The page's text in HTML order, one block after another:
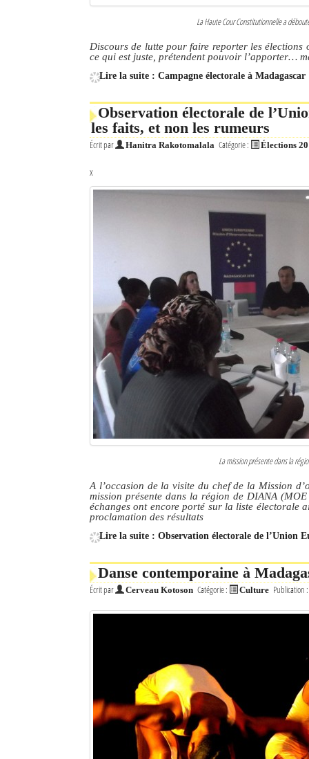
La Haute Cour Constitutionnelle a
Discours de lutte pour faire reporter les élections
ce qui est juste, prétendent pouvoir l’apporter…
Lire la suite : Campagne électorale à
Observation électorale de
les faits, et non les rumeurs
Écrit par Hanitra Rakotomalala Catégorie : Élections
x
La mission présente dans la
A l’occasion de la visite du chef de la Mission
mission présente dans la région de DIANA
échanges ont encore porté sur la liste
proclamation des résultats
Lire la suite : Observation électorale de l’Union
Danse contemporaine à
Écrit par Cerveau Kotoson Catégorie : Culture Publication :